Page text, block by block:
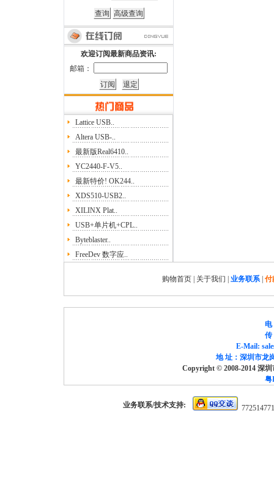
欢迎订阅最新商品资讯:
邮箱：
Lattice USB..
Altera USB-..
最新版Real6410..
YC2440-F-V5..
最新特价! OK244..
XDS510-USB2..
XILINX Plat..
USB+单片机+CPL..
Byteblaster..
FreeDev 数字应..
购物首页 关于我们 业务联系| 付
电
传
E-Mail:
地 址：深圳市龙
Copyright © 2008-2014 深
粤
业务联系/技术支持: 772514771